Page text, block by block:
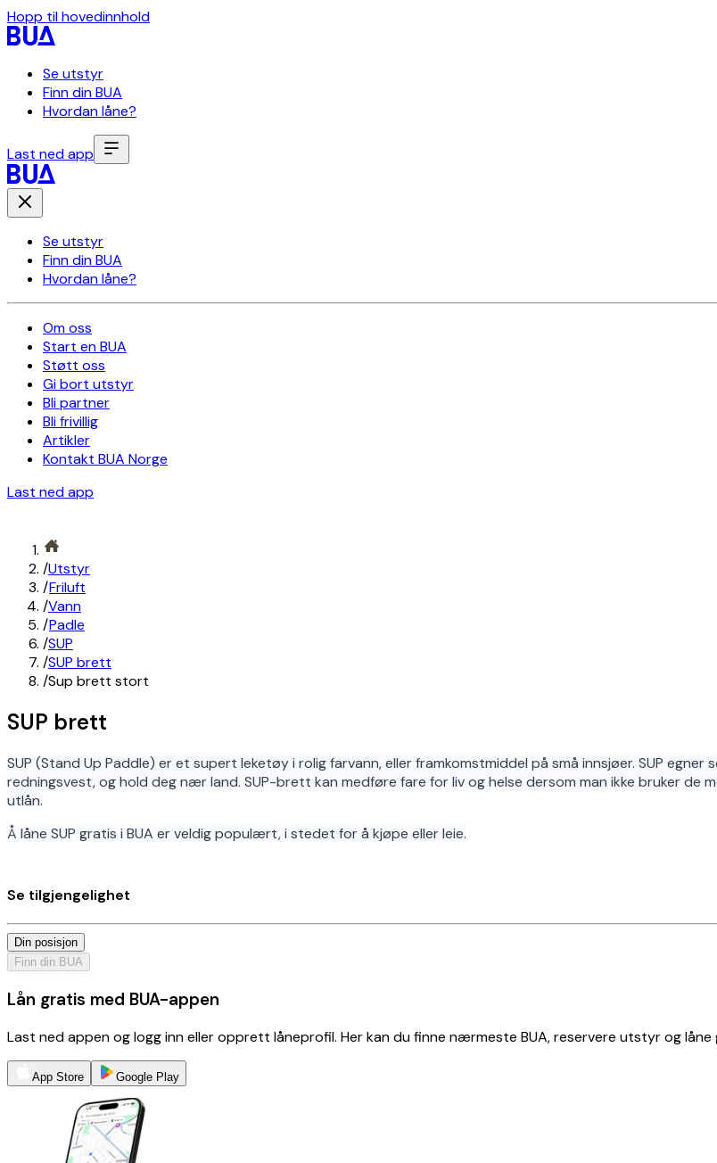
Hopp til hovedinnhold
Se utstyr
Finn din BUA
Hvordan låne?
Last ned app
Se utstyr
Finn din BUA
Hvordan låne?
Om oss
Start en BUA
Støtt oss
Gi bort utstyr
Bli partner
Bli frivillig
Artikler
Kontakt BUA Norge
Last ned app
/Utstyr
/Friluft
/Vann
/Padle
/SUP
/SUP brett
/Sup brett stort
SUP brett
SUP (Stand Up Paddle) er et supert leketøy i rolig farvann, eller framkomstmiddel på små innsjøer. SUP
redningsvest, og hold deg nær land. SUP-brett kan medføre fare for liv og helse dersom man ikke bruker de
utlån.
Å låne SUP gratis i BUA er veldig populært, i stedet for å kjøpe eller leie.
Se tilgjengelighet
Din posisjon
Finn din BUA
Lån gratis med BUA-appen
Last ned appen og logg inn eller opprett låneprofil. Her kan du finne nærmeste BUA, reservere utstyr og låne
App Store Google Play